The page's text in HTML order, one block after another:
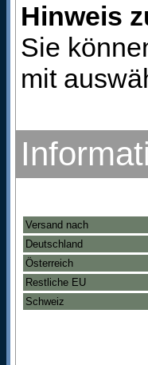
Hinweis
Sie
mit
Versand nach
Deutschland
Österreich
Restliche EU
Schweiz